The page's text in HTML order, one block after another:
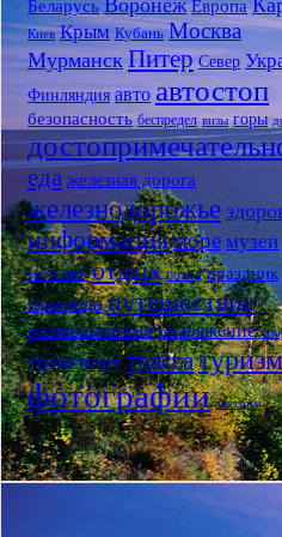
Беларусь Воронеж Европа
Киев Крым Кубань Москва
Мурманск Питер Север
Финляндия авто автостоп
безопасность беспредел визы горы
еда железная дорога
железнодорожье
информацияморе музеи
ночлег отдых поход праздник
природа путешествие
размышление снаряжение
транспорт трассатуризм
фотографии экстрим